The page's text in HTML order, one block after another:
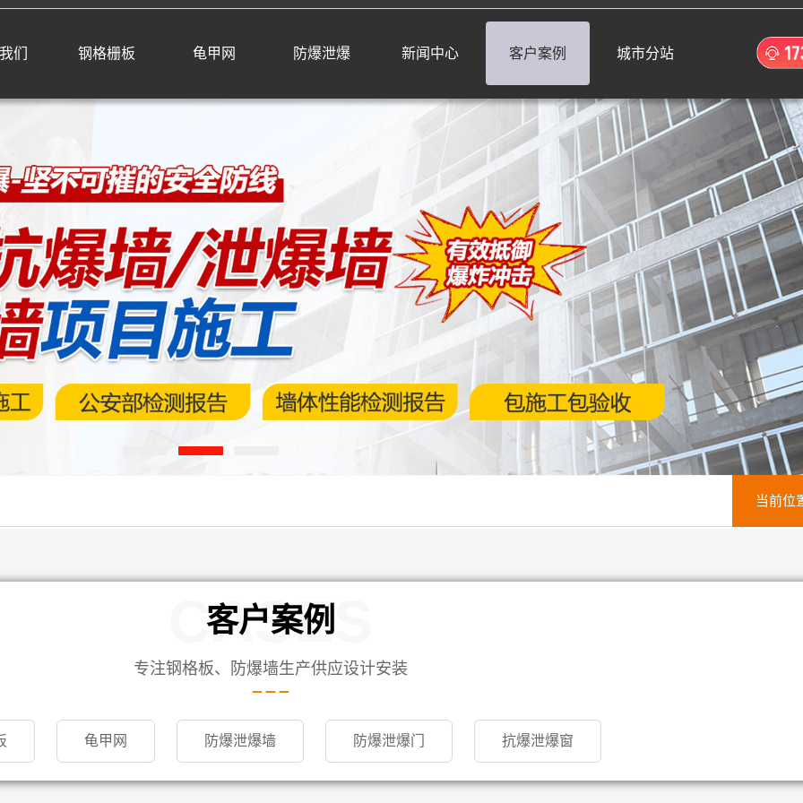
们 钢格栅板 龟甲网 防爆泄爆 新闻中心 客户案例 城市分站
当前位
客户案例
CASES
专注钢格板、防爆墙生产供应设计安装
龟甲网 防爆泄爆墙 防爆泄爆门 抗爆泄爆窗